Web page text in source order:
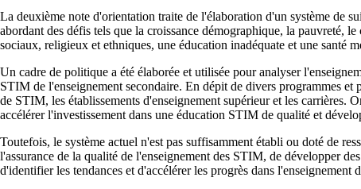
La deuxième note d'orientation traite de l'élaboration d'un système de
abordant des défis tels que la croissance démographique, la pauvreté,
sociaux, religieux et ethniques, une éducation inadéquate et une santé
Un cadre de politique a été élaborée et utilisée pour analyser
STIM de l'enseignement secondaire. En dépit de divers programmes
de STIM, les établissements d'enseignement supérieur et les carrières.
accélérer l'investissement dans une éducation STIM de qualité et
Toutefois, le système actuel n'est pas suffisamment établi ou doté de
l'assurance de la qualité de l'enseignement des STIM, de développer
d'identifier les tendances et d'accélérer les progrès dans l'enseignement